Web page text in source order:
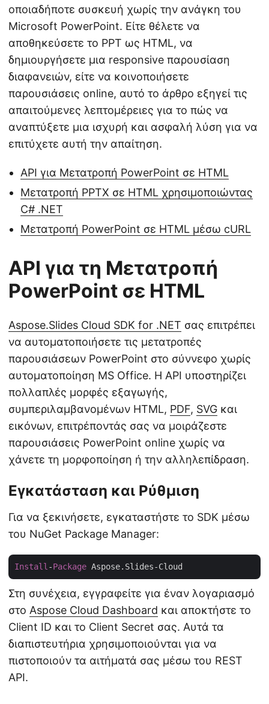
οποιαδήποτε συσκευή χωρίς την ανάγκη του
Microsoft PowerPoint. Είτε θέλετε να
αποθηκεύσετε το PPT ως HTML, να
δημιουργήσετε μια responsive παρουσίαση
διαφανειών, είτε να κοινοποιήσετε
παρουσιάσεις online, αυτό το άρθρο εξηγεί τις
απαιτούμενες λεπτομέρειες για το πώς να
αναπτύξετε μια ισχυρή και ασφαλή λύση για να
επιτύχετε αυτή την απαίτηση.
API για Μετατροπή PowerPoint σε HTML
Μετατροπή PPTX σε HTML χρησιμοποιώντας
C# .NET
Μετατροπή PowerPoint σε HTML μέσω cURL
API για τη Μετατροπή
PowerPoint σε HTML
Aspose.Slides Cloud SDK for .NET σας επιτρέπει
να αυτοματοποιήσετε τις μετατροπές
παρουσιάσεων PowerPoint στο σύννεφο χωρίς
αυτοματοποίηση MS Office. Η API υποστηρίζει
πολλαπλές μορφές εξαγωγής,
συμπεριλαμβανομένων HTML, PDF, SVG και
εικόνων, επιτρέποντάς σας να μοιράζεστε
παρουσιάσεις PowerPoint online χωρίς να
χάνετε τη μορφοποίηση ή την αλληλεπίδραση.
Εγκατάσταση και Ρύθμιση
Για να ξεκινήσετε, εγκαταστήστε το SDK μέσω
του NuGet Package Manager:
Install-Package
Στη συνέχεια, εγγραφείτε για έναν λογαριασμό
στο Aspose Cloud Dashboard και αποκτήστε το
Client ID και το Client Secret σας. Αυτά τα
διαπιστευτήρια χρησιμοποιούνται για να
πιστοποιούν τα αιτήματά σας μέσω του REST
API.